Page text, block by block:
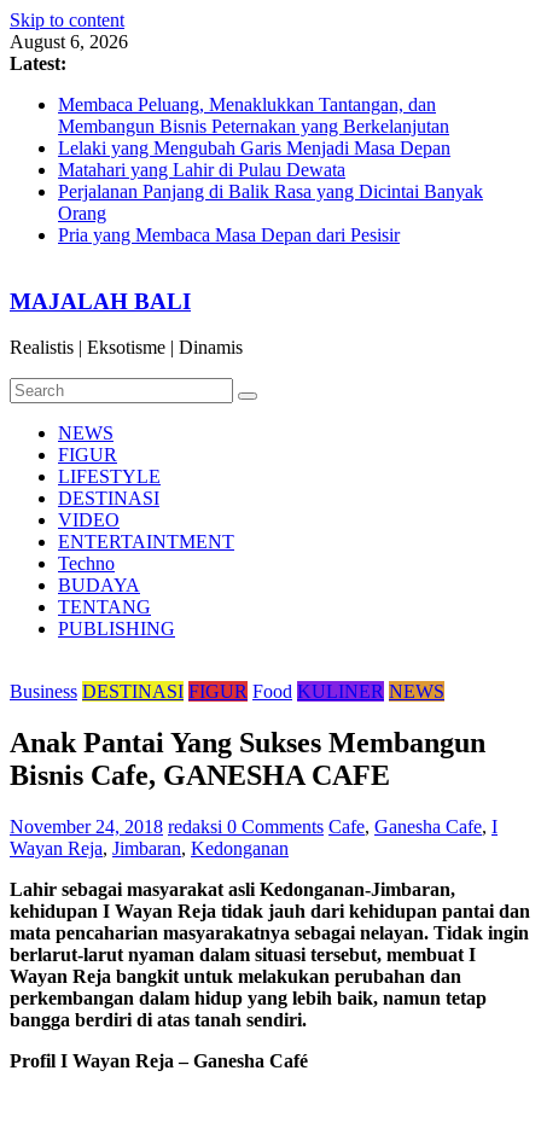
Skip to content
August 6, 2026
Latest:
Membaca Peluang, Menaklukkan Tantangan, dan
Membangun Bisnis Peternakan yang Berkelanjutan
Lelaki yang Mengubah Garis Menjadi Masa Depan
Matahari yang Lahir di Pulau Dewata
Perjalanan Panjang di Balik Rasa yang Dicintai Banyak
Orang
Pria yang Membaca Masa Depan dari Pesisir
MAJALAH BALI
Realistis | Eksotisme | Dinamis
NEWS
FIGUR
LIFESTYLE
DESTINASI
VIDEO
ENTERTAINTMENT
Techno
BUDAYA
TENTANG
PUBLISHING
Business DESTINASI FIGUR Food KULINER NEWS
Anak Pantai Yang Sukses Membangun
Bisnis Cafe, GANESHA CAFE
November 24, 2018 redaksi 0 Comments Cafe, Ganesha Cafe, I
Wayan Reja, Jimbaran, Kedonganan
Lahir sebagai masyarakat asli Kedonganan-Jimbaran,
kehidupan I Wayan Reja tidak jauh dari kehidupan pantai dan
mata pencaharian masyarakatnya sebagai nelayan. Tidak ingin
berlarut-larut nyaman dalam situasi tersebut, membuat I
Wayan Reja bangkit untuk melakukan perubahan dan
perkembangan dalam hidup yang lebih baik, namun tetap
bangga berdiri di atas tanah sendiri.
Profil I Wayan Reja – Ganesha Café